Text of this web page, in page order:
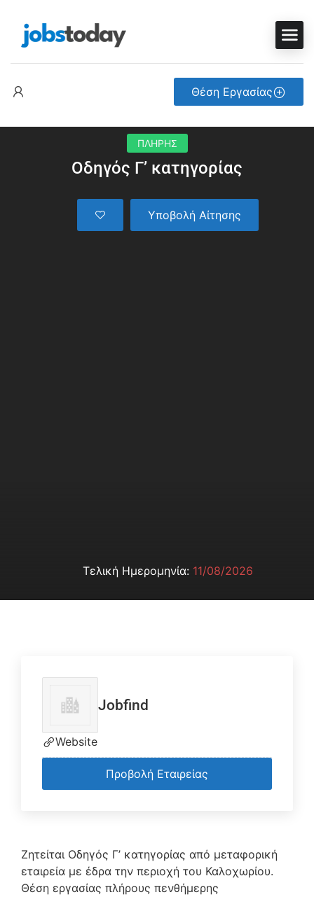
Θέση Εργασίας
ΠΛΗΡΗΣ
Οδηγός Γ’ κατηγορίας
Υποβολή Αίτησης
Τελική Ημερομηνία: 11/08/2026
Ζητείται Οδηγός Γ’ κατηγορίας από μεταφορική
εταιρεία με έδρα την περιοχή του Καλοχωρίου.
Θέση εργασίας πλήρους πενθήμερης
Jobfind
Website
Προβολή Εταιρείας